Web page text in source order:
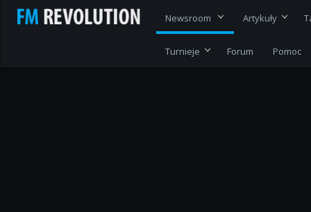
Newsroom Artykuły
Turnieje Forum Pomoc